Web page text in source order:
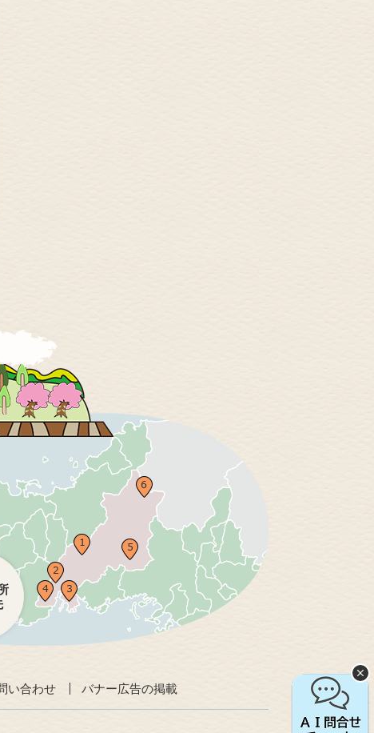
い合わせ バナー広告の掲載